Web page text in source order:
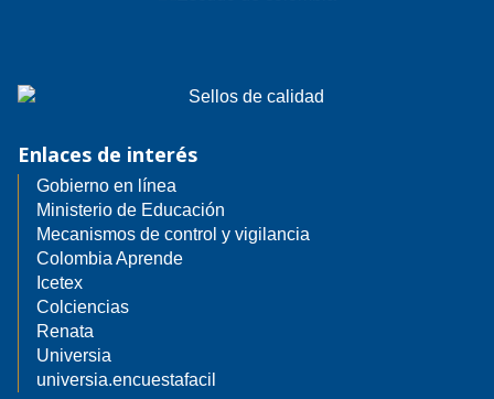
Enlaces de interés
Gobierno en línea
Ministerio de Educación
Mecanismos de control y vigilancia
Colombia Aprende
Icetex
Colciencias
Renata
Universia
universia.encuestafacil